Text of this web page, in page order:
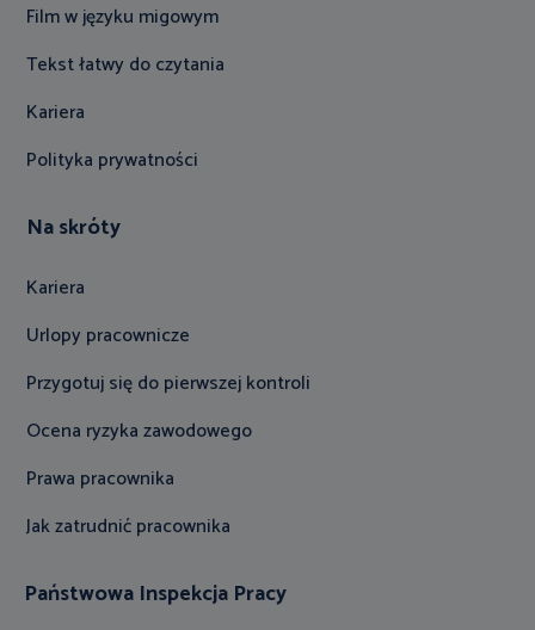
Film w języku migowym
Tekst łatwy do czytania
Kariera
Polityka prywatności
Na skróty
Kariera
Urlopy pracownicze
Przygotuj się do pierwszej kontroli
Ocena ryzyka zawodowego
Prawa pracownika
Jak zatrudnić pracownika
Państwowa Inspekcja Pracy